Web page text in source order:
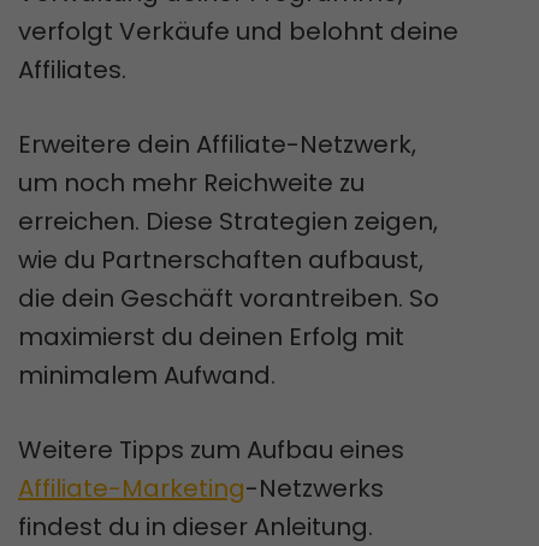
verfolgt Verkäufe und belohnt deine
Affiliates.
Erweitere dein Affiliate-Netzwerk,
um noch mehr Reichweite zu
erreichen. Diese Strategien zeigen,
wie du Partnerschaften aufbaust,
die dein Geschäft vorantreiben. So
maximierst du deinen Erfolg mit
minimalem Aufwand.
Weitere Tipps zum Aufbau eines
Affiliate-Marketing-Netzwerks
findest du in dieser Anleitung.